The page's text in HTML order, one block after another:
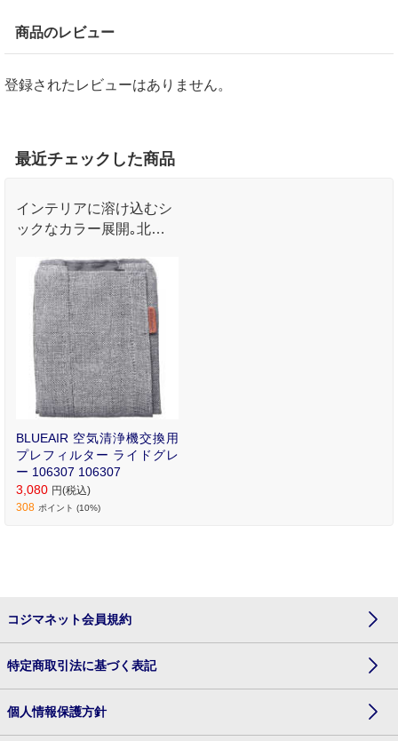
商品のレビュー
登録されたレビューはありません。
最近チェックした商品
インテリアに溶け込むシ
ックなカラー展開｡北欧
された5色の豊富なカラ
ーバリエーション
BLUEAIR 空気清浄機交換用
プレフィルター ライドグレ
ー 106307 106307
3,080 円(税込)
308 ポイント (10%)
コジマネット会員規約
特定商取引法に基づく表記
個人情報保護方針